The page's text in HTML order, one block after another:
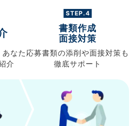
あなた
介
STEP.4
書類作成
面接対策
応募書類の添削や面接対策も
徹底サポート